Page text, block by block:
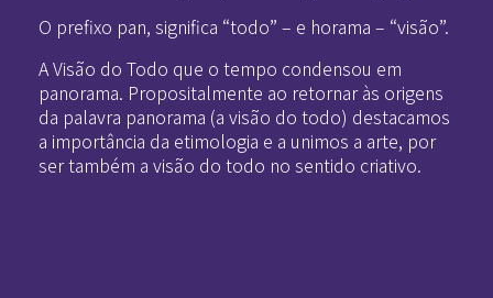
O prefixo pan, significa “todo” – e horama – “visão”.
A Visão do Todo que o tempo condensou em
panorama. Propositalmente ao retornar às origens
da palavra panorama (a visão do todo) destacamos
a importância da etimologia e a unimos a arte, por
ser também a visão do todo no sentido criativo.